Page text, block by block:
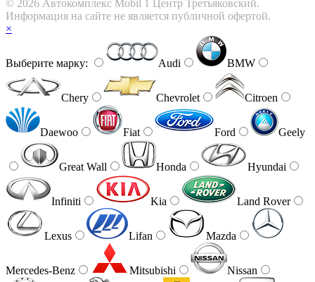
© 2026 Автокомплекс Mobil 1 Центр Третьяковский.
Информация на сайте не является публичной офертой.
×
Выберите марку: Audi BMW
Chery Chevrolet Citroen
Daewoo Fiat Ford Geely
Great Wall Honda Hyundai
Infiniti Kia Land Rover
Lexus Lifan Mazda
Mercedes-Benz Mitsubishi Nissan